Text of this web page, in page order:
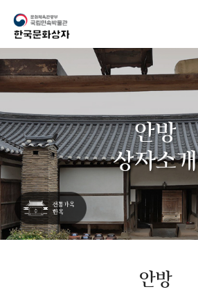
안방
상자소개
안방